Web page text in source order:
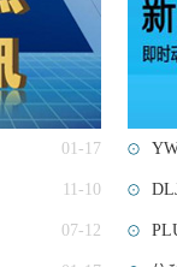
01-17
11-10
07-12